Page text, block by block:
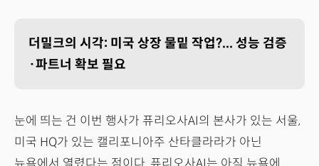
더밀크의 시각: 미국 상장 물밑 작업?... 성능 검증
·파트너 확보 필요
눈에 띄는 건 이번 행사가 퓨리오사AI의 본사가 있는 서울,
미국 HQ가 있는 캘리포니아주 산타클라라가 아닌